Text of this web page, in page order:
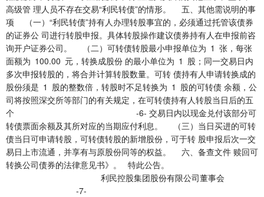
高级管 理人员不存在交易“利民转债”的情形。 五、其他需说明的事
项 （一）“利民转债”持有人办理转股事宜的，必须通过托管该债券
的证券公 司进行转股申报。具体转股操作建议债券持有人在申报前咨
询开户证券公司。 （二）可转债转股最小申报单位为 1 张，每张
面额为 100.00 元，转换成股份 的最小单位为 1 股；同一交易日内
多次申报转股的，将合并计算转股数量。可转 债持有人申请转换成的
股份须是 1 股的整数倍，转股时不足转换为 1 股的可转债 余额，公
司将按照深交所等部门的有关规定，在可转债持有人转股当日后的五
个 -6- 交易日内以现金兑付该部分可
转债票面余额及其所对应的当期应付利息。 （三）当日买进的可转
债当日可申请转股，可转债转股的新增股份，可于转 股申报后次一交
易日上市流通，并享有与原股份同等的权益。 六、备查文件 赎回可
转换公司债券的法律意见书》。 特此公告。
利民控股集团股份有限公司董事会
-7-